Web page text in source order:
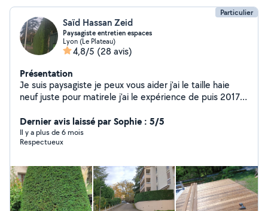
Particulier
Saïd Hassan Zeid
Paysagiste entretien espaces
Lyon (Le Plateau)
4,8/5 (28 avis)
Présentation
Je suis paysagiste je peux vous aider j'ai le taille haie
neuf juste pour matirele j'ai le expérience de puis 2017
Dernier avis laissé par Sophie : 5/5
Il y a plus de 6 mois
Respectueux